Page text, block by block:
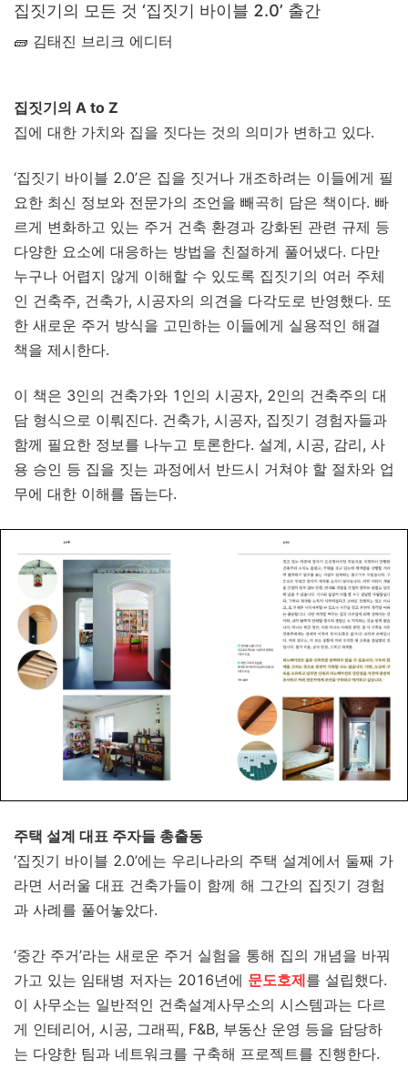
집짓기의 모든 것 ‘집짓기 바이블 2.0’ 출간
🧱 김태진 브리크 에디터
집짓기의 A to Z
집에 대한 가치와 집을 짓다는 것의 의미가 변하고 있다.
‘집짓기 바이블 2.0’은 집을 짓거나 개조하려는 이들에게 필
요한 최신 정보와 전문가의 조언을 빼곡히 담은 책이다. 빠
르게 변화하고 있는 주거 건축 환경과 강화된 관련 규제 등
다양한 요소에 대응하는 방법을 친절하게 풀어냈다. 다만
누구나 어렵지 않게 이해할 수 있도록 집짓기의 여러 주체
인 건축주, 건축가, 시공자의 의견을 다각도로 반영했다. 또
한 새로운 주거 방식을 고민하는 이들에게 실용적인 해결
책을 제시한다.
이 책은 3인의 건축가와 1인의 시공자, 2인의 건축주의 대
담 형식으로 이뤄진다. 건축가, 시공자, 집짓기 경험자들과
함께 필요한 정보를 나누고 토론한다. 설계, 시공, 감리, 사
용 승인 등 집을 짓는 과정에서 반드시 거쳐야 할 절차와 업
무에 대한 이해를 돕는다.
주택 설계 대표 주자들 총출동
‘집짓기 바이블 2.0’에는 우리나라의 주택 설계에서 둘째 가
라면 서러울 대표 건축가들이 함께 해 그간의 집짓기 경험
과 사례를 풀어놓았다.
‘중간 주거’라는 새로운 주거 실험을 통해 집의 개념을 바꿔
가고 있는 임태병 저자는 2016년에 문도호제를 설립했다.
이 사무소는 일반적인 건축설계사무소의 시스템과는 다르
게 인테리어, 시공, 그래픽, F&B, 부동산 운영 등을 담당하
는 다양한 팀과 네트워크를 구축해 프로젝트를 진행한다.